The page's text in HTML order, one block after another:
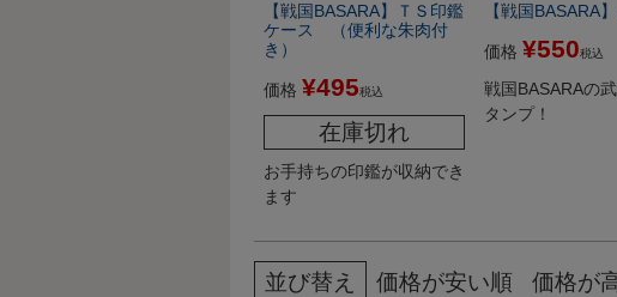
【戦国BASARA】ＴＳ印鑑
ケース （便利な朱肉付
き）
価格 ¥495税込
在庫切れ
お手持ちの印鑑が収納でき
ます
【戦国BASARA
価格 ¥550税込
戦国BASARAの
タンプ！
並び替え 価格が安い順 価格が